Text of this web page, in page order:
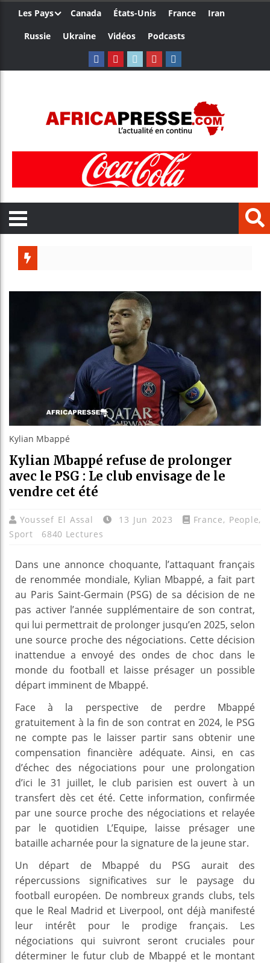
Les Pays Canada États-Unis France
Iran
Russie
Ukraine Vidéos Podcasts
Bénin :
Kylian Mbappé
Kylian Mbappé refuse de prolonger
avec le PSG : Le club envisage de le
vendre cet été
Youssef El Assal 13 Jun 2023 France, People,
Sport
6840 Lectures
Dans une annonce choquante, l’attaquant français
de renommée mondiale, Kylian Mbappé, a fait part
au Paris Saint-Germain (PSG) de sa décision de ne
pas activer l’année supplémentaire de son contrat,
qui lui permettrait de prolonger jusqu’en 2025, selon
une source proche des négociations. Cette décision
inattendue a envoyé des ondes de choc dans le
monde du football et laisse présager un possible
départ imminent de Mbappé.
Face à la perspective de perdre Mbappé
gratuitement à la fin de son contrat en 2024, le PSG
ne compte pas le laisser partir sans obtenir une
compensation financière adéquate. Ainsi, en cas
d’échec des négociations pour une prolongation
d’ici le 31 juillet, le club parisien est ouvert à un
transfert dès cet été. Cette information, confirmée
par une source proche des négociations et relayée
par le quotidien L’Equipe, laisse présager une
bataille acharnée pour la signature de la jeune star.
Un départ de Mbappé du PSG aurait des
répercussions significatives sur le paysage du
football européen. De nombreux grands clubs, tels
que le Real Madrid et Liverpool, ont déjà manifesté
leur intérêt pour le prodige français. Les
négociations qui suivront seront cruciales pour
déterminer le futur club de Mbappé et le montant